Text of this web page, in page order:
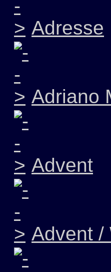
Adresse
Adriano
Advent
Advent /